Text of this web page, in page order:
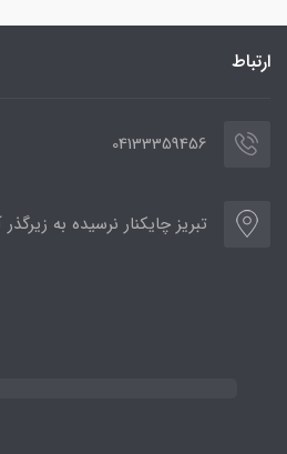
ارتباط
04133359456
تبریز چایکنار نرسیده به